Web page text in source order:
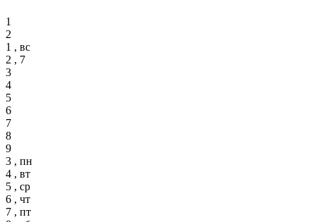
1
2
1 , вс
2 , 7
3
4
5
6
7
8
9
3 , пн
4 , вт
5 , ср
6 , чт
7 , пт